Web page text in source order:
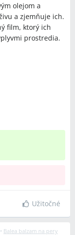
olejom a
a zjemňuje ich.
film, ktorý ich
prostredia.
Užitočné
• Balea balzam na pery